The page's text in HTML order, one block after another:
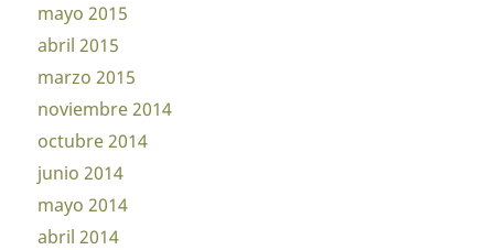
mayo 2015
abril 2015
marzo 2015
noviembre 2014
octubre 2014
junio 2014
mayo 2014
abril 2014